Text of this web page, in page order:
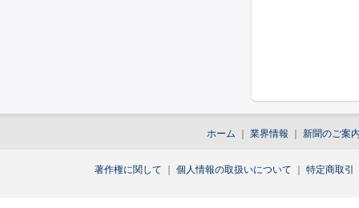
ホーム 業界情報 新聞のご案
著作権に関して 個人情報の取扱いについて 特定商取引